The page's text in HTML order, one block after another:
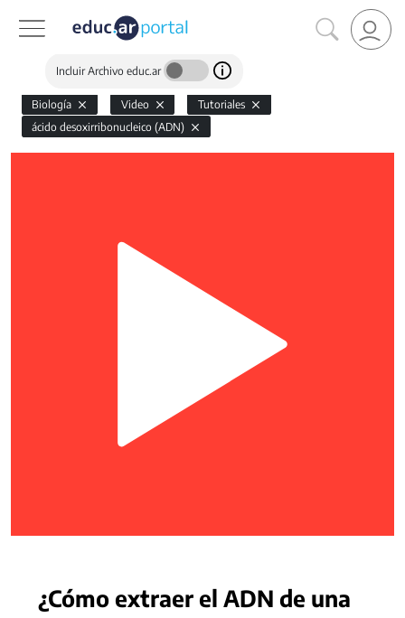
Incluir Archivo educ.ar
Biología Video
Tutoriales
ácido desoxirribonucleico (ADN)
¿Cómo extraer el ADN de una